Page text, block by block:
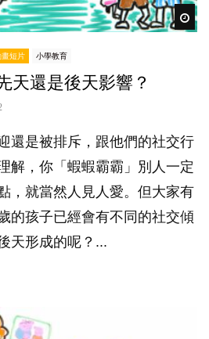
畫短片 小學教育
天還是後天影響？
還是被排斥，跟他們的社交行
解，你「蝦蝦霸霸」別人一定
，就當然人見人愛。但大家有
的孩子已經會有不同的社交傾
天形成的呢？...